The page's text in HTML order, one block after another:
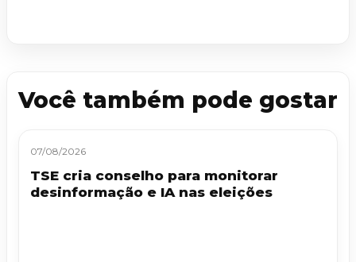
Você também pode gostar
07/08/2026
TSE cria conselho para monitorar
desinformação e IA nas eleições